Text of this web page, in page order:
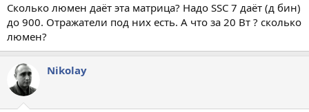
Сколько люмен даёт эта матрица? Надо SSC 7 даёт (д бин)
до 900. Отражатели под них есть. А что за 20 Вт ? сколько
люмен?
Nikolay